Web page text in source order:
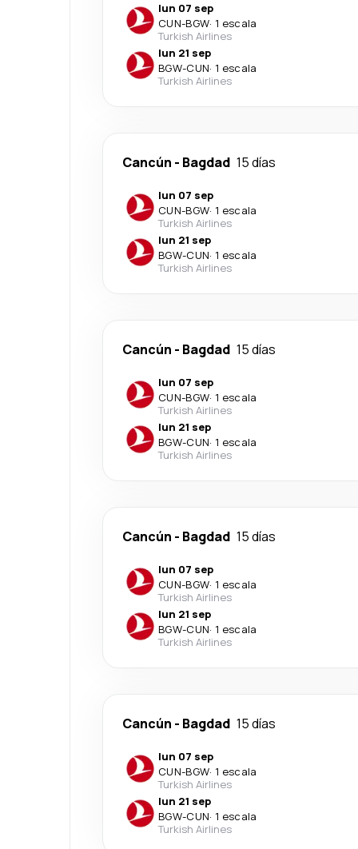
lun 07 sep
CUN-BGW· 1 escala
Turkish Airlines
lun 21 sep
BGW-CUN· 1 escala
Turkish Airlines
Cancún - Bagdad 15 días
lun 07 sep
CUN-BGW· 1 escala
Turkish Airlines
lun 21 sep
BGW-CUN· 1 escala
Turkish Airlines
Cancún - Bagdad 15 días
lun 07 sep
CUN-BGW· 1 escala
Turkish Airlines
lun 21 sep
BGW-CUN· 1 escala
Turkish Airlines
Cancún - Bagdad 15 días
lun 07 sep
CUN-BGW· 1 escala
Turkish Airlines
lun 21 sep
BGW-CUN· 1 escala
Turkish Airlines
Cancún - Bagdad 15 días
lun 07 sep
CUN-BGW· 1 escala
Turkish Airlines
lun 21 sep
BGW-CUN· 1 escala
Turkish Airlines